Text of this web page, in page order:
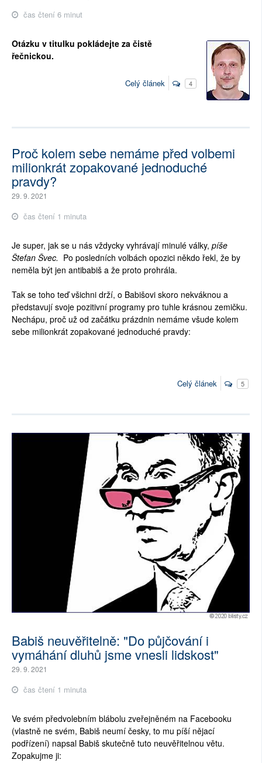
čas čtení 6 minut
Otázku v titulku pokládejte za čistě
řečnickou.
Celý článek 4
Proč kolem sebe nemáme před volbemi
milionkrát zopakované jednoduché
pravdy?
29. 9. 2021
čas čtení 1 minuta
Je super, jak se u nás vždycky vyhrávají minulé války, píše
Štefan Švec. Po posledních volbách opozici někdo řekl, že by
neměla být jen antibabiš a že proto prohrála.
Tak se toho teď všichni drží, o Babišovi skoro nekváknou a
představují svoje pozitivní programy pro tuhle krásnou zemičku.
Nechápu, proč už od začátku prázdnin nemáme všude kolem
sebe milionkrát zopakované jednoduché pravdy:
Celý článek 5
Babiš neuvěřitelně: "Do půjčování i
vymáhání dluhů jsme vnesli lidskost"
29. 9. 2021
čas čtení 1 minuta
Ve svém předvolebním blábolu zveřejněném na Facebooku
(vlastně ne svém, Babiš neumí česky, to mu píší nějací
podřízení) napsal Babiš skutečně tuto neuvěřitelnou větu.
Zopakujme ji: